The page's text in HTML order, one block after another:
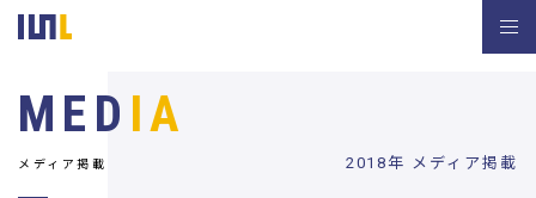
2018年 メディア掲載
MED IA
メディア掲載